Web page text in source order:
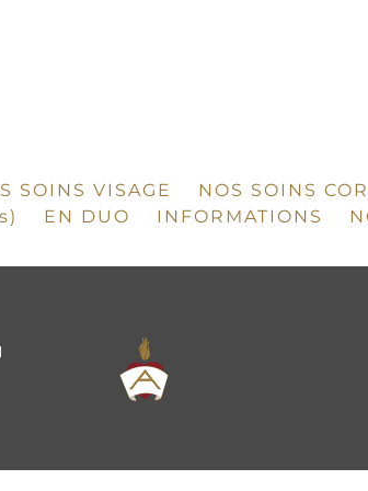
SOINS VISAGE NOS SOINS
EN DUO INFORMATIONS